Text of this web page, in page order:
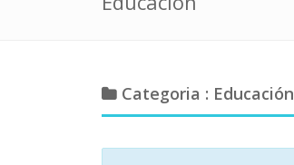
Categoria : Educación